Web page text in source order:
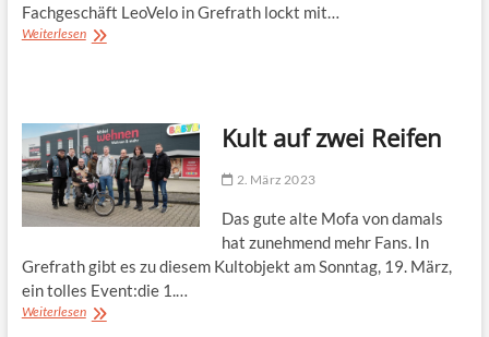
Fachgeschäft LeoVelo in Grefrath lockt mit…
WeiterlesenVon
für
jeden
Geschmack
Kult auf zwei Reifen
2. März 2023
Das gute alte Mofa von damals
hat zunehmend mehr Fans. In
Grefrath gibt es zu diesem Kultobjekt am Sonntag, 19. März,
ein tolles Event:die 1.…
WeiterlesenKult